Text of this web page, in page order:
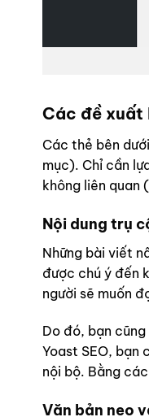
Các đề xuất
Các thẻ bên
mục). Chỉ cần
không liên quan
Nội dung trụ
Những bài viết
được chú ý đến
người sẽ muốn
Do đó, bạn
Yoast SEO, bạn
nội bộ. Bằng
Văn bản neo